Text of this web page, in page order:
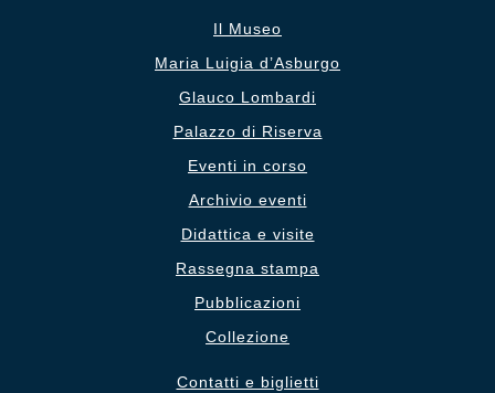
Il Museo
Maria Luigia d’Asburgo
Glauco Lombardi
Palazzo di Riserva
Eventi in corso
Archivio eventi
Didattica e visite
Rassegna stampa
Pubblicazioni
Collezione
Contatti e biglietti